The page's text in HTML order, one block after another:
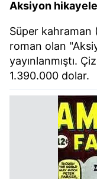
Aksiyon
Süper kahraman
roman olan
yayınlanmıştı.
1.390.000 dolar.